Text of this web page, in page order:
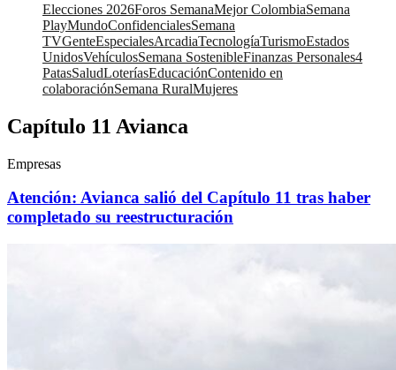
Elecciones 2026Foros SemanaMejor ColombiaSemana
PlayMundoConfidencialesSemana
TVGenteEspecialesArcadiaTecnologíaTurismoEstados
UnidosVehículosSemana SostenibleFinanzas Personales4
PatasSaludLoteríasEducaciónContenido en
colaboraciónSemana RuralMujeres
Capítulo 11 Avianca
Empresas
Atención: Avianca salió del Capítulo 11 tras haber
completado su reestructuración